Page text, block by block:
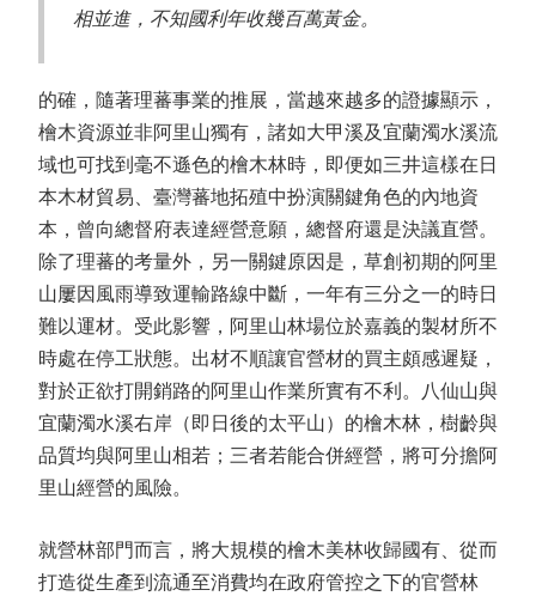
相並進，不知國利年收幾百萬黃金。
的確，隨著理蕃事業的推展，當越來越多的證據顯示，
檜木資源並非阿里山獨有，諸如大甲溪及宜蘭濁水溪流
域也可找到毫不遜色的檜木林時，即便如三井這樣在日
本木材貿易、臺灣蕃地拓殖中扮演關鍵角色的內地資
本，曾向總督府表達經營意願，總督府還是決議直營。
除了理蕃的考量外，另一關鍵原因是，草創初期的阿里
山屢因風雨導致運輸路線中斷，一年有三分之一的時日
難以運材。受此影響，阿里山林場位於嘉義的製材所不
時處在停工狀態。出材不順讓官營材的買主頗感遲疑，
對於正欲打開銷路的阿里山作業所實有不利。八仙山與
宜蘭濁水溪右岸（即日後的太平山）的檜木林，樹齡與
品質均與阿里山相若；三者若能合併經營，將可分擔阿
里山經營的風險。
就營林部門而言，將大規模的檜木美林收歸國有、從而
打造從生產到流通至消費均在政府管控之下的官營林